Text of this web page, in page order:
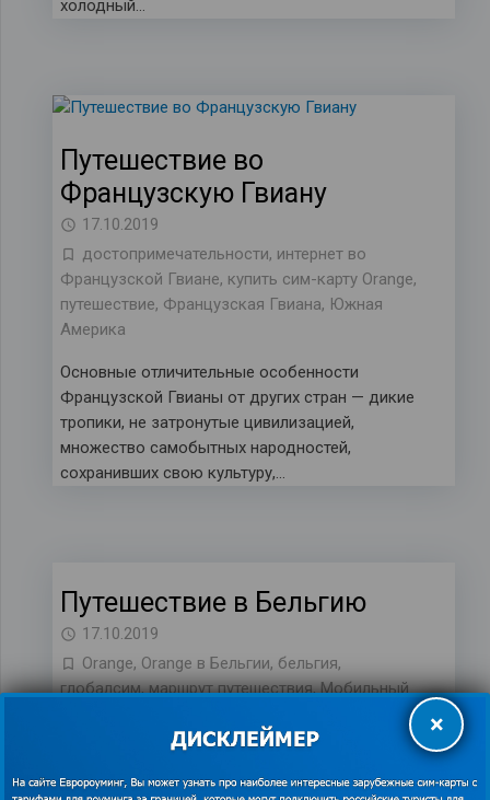
холодный…
Путешествие во
Французскую Гвиану
17.10.2019
достопримечательности, интернет во
Французской Гвиане, купить сим-карту Orange,
путешествие, Французская Гвиана, Южная
Америка
Основные отличительные особенности
Французской Гвианы от других стран — дикие
тропики, не затронутые цивилизацией,
множество самобытных народностей,
сохранивших свою культуру,…
Путешествие в Бельгию
17.10.2019
Orange, Orange в Бельгии, бельгия,
глобалсим,маршрут путешествия,Мобильный
роуминг в Бельгии,экономия
Бельгия – это небольшая европейская страна,
×